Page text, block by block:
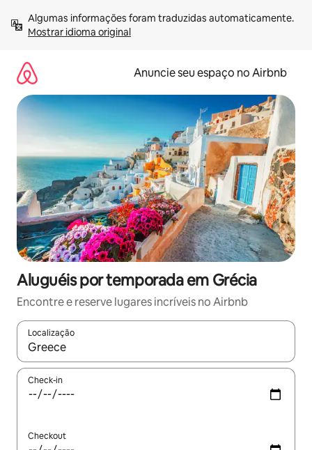
para
Mostrar idioma original
Anuncie seu espaço no Airbnb
Aluguéis por temporada em Grécia
Encontre e reserve lugares incríveis no Airbnb
Localização
Quando os resultados estiverem disponíveis, explore-os
Check-in
Checkout